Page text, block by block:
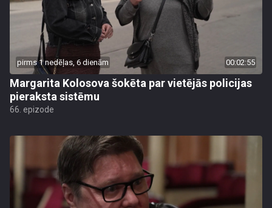
pirms 1 nedēļas, 6 dienām 00:02:55
Margarita Kolosova šokēta par vietējās policijas
pieraksta sistēmu
66. epizode